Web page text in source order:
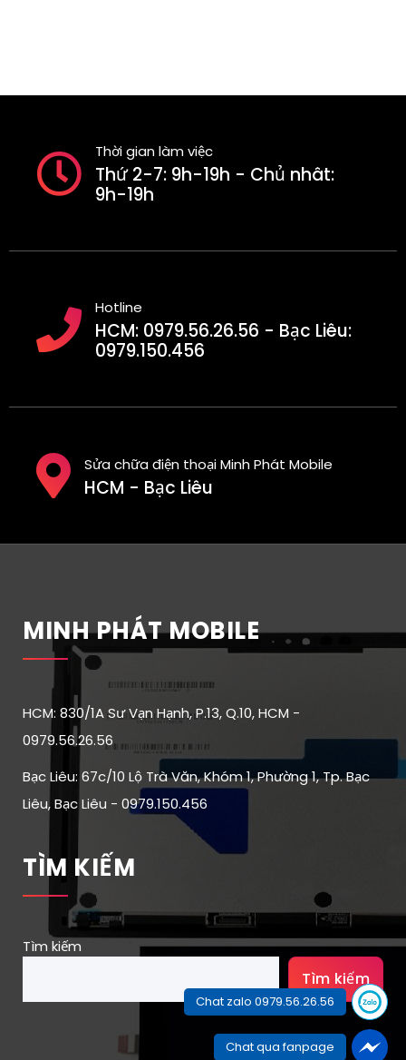
Thời gian làm việc
Thứ 2-7: 9h-19h - Chủ nhât:
9h-19h
Hotline
HCM: 0979.56.26.56 - Bạc Liêu:
0979.150.456
Sửa chữa điện thoại Minh Phát Mobile
HCM - Bạc Liêu
MINH PHÁT MOBILE
HCM: 830/1A Sư Vạn Hạnh, P.13, Q.10, HCM -
0979.56.26.56
Bạc Liêu: 67c/10 Lộ Trà Văn, Khóm 1, Phường 1, Tp. Bạc
Liêu, Bạc Liêu - 0979.150.456
TÌM KIẾM
Tìm kiếm
Tìm kiếm
Chat zalo 0979.56.26.56
Chat qua fanpage